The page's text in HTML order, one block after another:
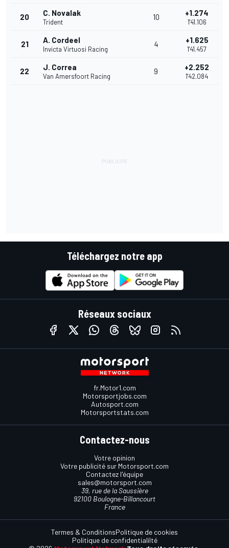
20 C. Novalak
Trident
10 +1.274
1'41.106
21 A. Cordeel
Invicta Virtuosi Racing
4 +1.625
1'41.457
22 J. Correa
Van Amersfoort Racing
9 +2.252
1'42.084
Téléchargez notre app
Réseaux sociaux
fr.Motor1.com
Motorsportjobs.com
Autosport.com
Motorsportstats.com
Contactez-nous
Votre opinion
Votre publicité sur Motorsport.com
Contactez l'équipe
sales@motorsport.com
39, rue de la Saussière
92100 Boulogne-Billancourt
France
Termes & ConditionsPolitique de cookies
Politique de confidentialilté